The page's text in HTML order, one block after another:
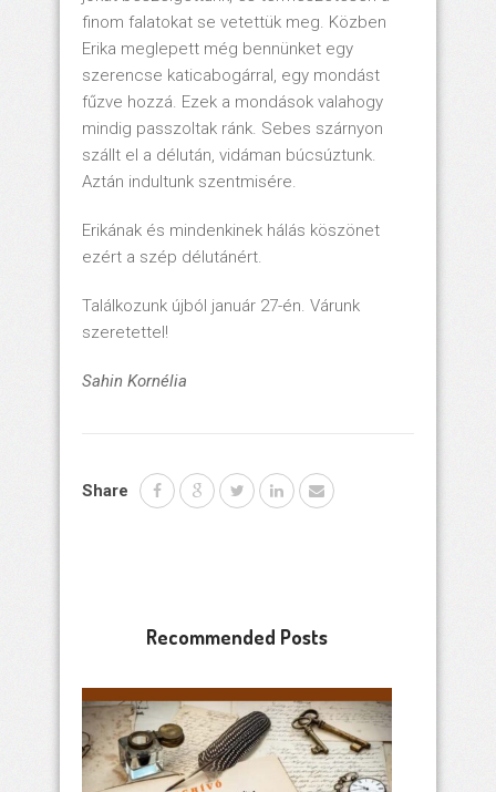
finom falatokat se vetettük meg. Közben
Erika meglepett még bennünket egy
szerencse katicabogárral, egy mondást
fűzve hozzá. Ezek a mondások valahogy
mindig passzoltak ránk. Sebes szárnyon
szállt el a délután, vidáman búcsúztunk.
Aztán indultunk szentmisére.
Erikának és mindenkinek hálás köszönet
ezért a szép délutánért.
Találkozunk újból január 27-én. Várunk
szeretettel!
Sahin Kornélia
Share
Recommended Posts